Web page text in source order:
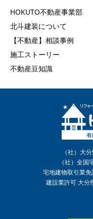
HOKUTO不動産事業部
北斗建装について
【不動産】相談事例
施工ストーリー
不動産豆知識
（社）大
（社）全
宅地建物取引業
建設業許可 大分